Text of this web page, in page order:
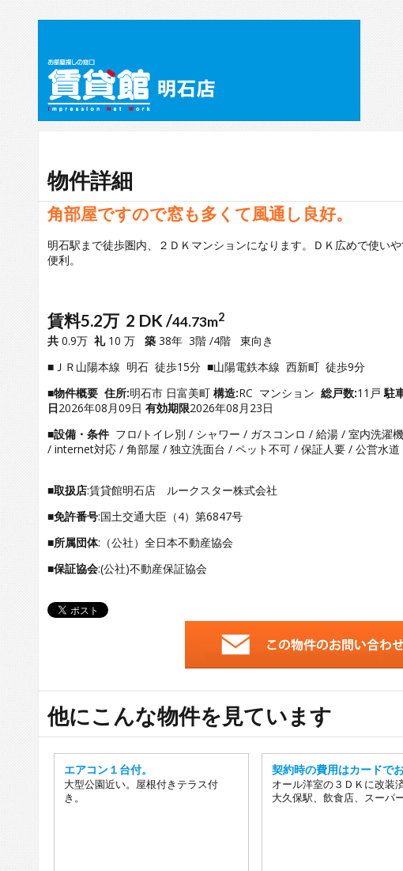
物件詳細
角部屋ですので窓も多くて風通し良好。
明石駅まで徒歩圏内、２ＤＫマンションになります。ＤＫ広めで使い
便利。
賃料5.2万 2 DK /44.73m2
共 0.9万 礼10 万 築 38年 3階 /4階 東向き
■ＪＲ山陽本線 明石 徒歩15分 ■山陽電鉄本線 西新町 徒歩9分
■物件概要 住所:明石市 日富美町 構造:RC マンション 総戸数:11戸 駐
日2026年08月09日 有効期限2026年08月23日
■設備・条件 フロ/トイレ別 / シャワー / ガスコンロ / 給湯 / 室内洗濯
/ internet対応 / 角部屋 / 独立洗面台 / ペット不可 / 保証人要 / 公営水
■取扱店:賃貸館明石店 ルークスター株式会社
■免許番号:国土交通大臣（4）第6847号
■所属団体:（公社）全日本不動産協会
■保証協会:(公社)不動産保証協会
他にこんな物件を見ています
エアコン１台付。
大型公園近い。屋根付きテラス付
き。
契約時の費用はカードで
オール洋室の３ＤＫに改装
大久保駅、飲食店、スーパ